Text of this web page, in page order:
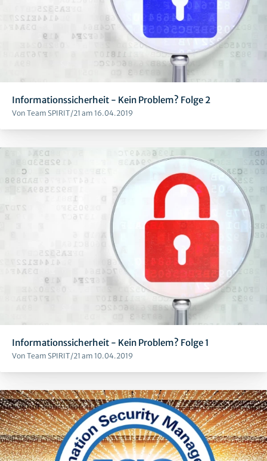
Informationssicherheit - Kein Problem? Folge 2
Von Team SPIRIT/21 am 16.04.2019
Informationssicherheit - Kein Problem? Folge 1
Von Team SPIRIT/21 am 10.04.2019